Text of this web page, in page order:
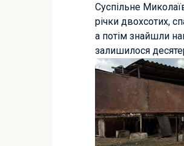
Суспільне
річки двохсотих,
а потім знайшли
залишилося